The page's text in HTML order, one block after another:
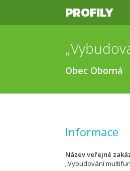
PROFILY
Obec Oborná
Informace
Název veřejné
„Vybudování